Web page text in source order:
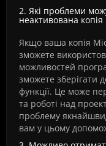
2. Які проблеми
неактивована
Якщо ваша копія
зможете
можливостей
зможете зберігати
функції. Це може
та роботі над
проблему
вам у цьому